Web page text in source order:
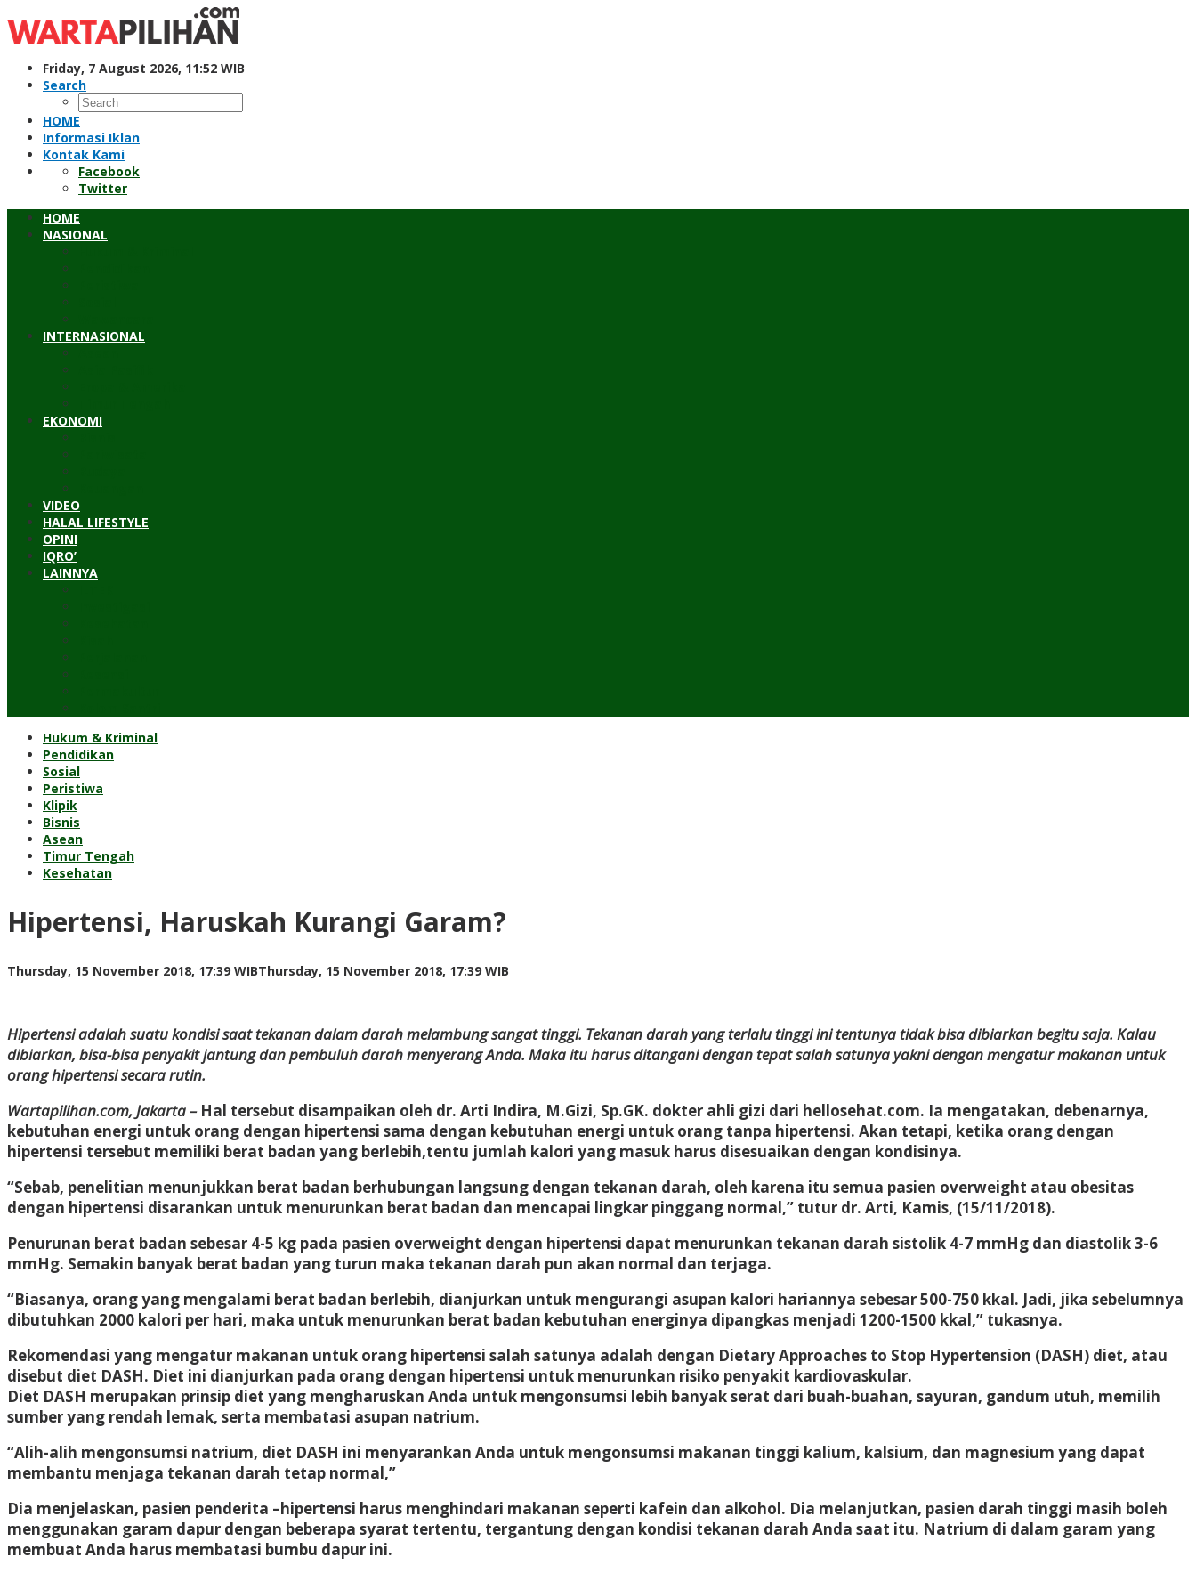
to
content
Friday, 7 August 2026, 11:52 WIB
Search
HOME
Informasi Iklan
Kontak Kami
Facebook
Twitter
HOME
NASIONAL
INTERNASIONAL
EKONOMI
VIDEO
HALAL LIFESTYLE
OPINI
IQRO’
LAINNYA
Hukum & Kriminal
Pendidikan
Sosial
Peristiwa
Klipik
Bisnis
Asean
Timur Tengah
Kesehatan
Hipertensi, Haruskah Kurangi Garam?
Thursday, 15 November 2018, 17:39 WIBThursday, 15 November 2018, 17:39 WIB
Hipertensi adalah suatu kondisi saat tekanan dalam darah melambung sangat tinggi. Tekanan darah yang terlalu tinggi ini tentunya tidak bisa dibiarkan begitu saja. Kalau
dibiarkan, bisa-bisa penyakit jantung dan pembuluh darah menyerang Anda. Maka itu harus ditangani dengan tepat salah satunya yakni dengan mengatur makanan untuk
orang hipertensi secara rutin.
Wartapilihan.com, Jakarta – Hal tersebut disampaikan oleh dr. Arti Indira, M.Gizi, Sp.GK. dokter ahli gizi dari hellosehat.com. Ia mengatakan, debenarnya,
kebutuhan energi untuk orang dengan hipertensi sama dengan kebutuhan energi untuk orang tanpa hipertensi. Akan tetapi, ketika orang dengan
hipertensi tersebut memiliki berat badan yang berlebih,tentu jumlah kalori yang masuk harus disesuaikan dengan kondisinya.
“Sebab, penelitian menunjukkan berat badan berhubungan langsung dengan tekanan darah, oleh karena itu semua pasien overweight atau obesitas
dengan hipertensi disarankan untuk menurunkan berat badan dan mencapai lingkar pinggang normal,” tutur dr. Arti, Kamis, (15/11/2018).
Penurunan berat badan sebesar 4-5 kg pada pasien overweight dengan hipertensi dapat menurunkan tekanan darah sistolik 4-7 mmHg dan diastolik 3-6
mmHg. Semakin banyak berat badan yang turun maka tekanan darah pun akan normal dan terjaga.
“Biasanya, orang yang mengalami berat badan berlebih, dianjurkan untuk mengurangi asupan kalori hariannya sebesar 500-750 kkal. Jadi, jika sebelumnya
dibutuhkan 2000 kalori per hari, maka untuk menurunkan berat badan kebutuhan energinya dipangkas menjadi 1200-1500 kkal,” tukasnya.
Rekomendasi yang mengatur makanan untuk orang hipertensi salah satunya adalah dengan Dietary Approaches to Stop Hypertension (DASH) diet, atau
disebut diet DASH. Diet ini dianjurkan pada orang dengan hipertensi untuk menurunkan risiko penyakit kardiovaskular.
Diet DASH merupakan prinsip diet yang mengharuskan Anda untuk mengonsumsi lebih banyak serat dari buah-buahan, sayuran, gandum utuh, memilih
sumber yang rendah lemak, serta membatasi asupan natrium.
“Alih-alih mengonsumsi natrium, diet DASH ini menyarankan Anda untuk mengonsumsi makanan tinggi kalium, kalsium, dan magnesium yang dapat
membantu menjaga tekanan darah tetap normal,”
Dia menjelaskan, pasien penderita –hipertensi harus menghindari makanan seperti kafein dan alkohol. Dia melanjutkan, pasien darah tinggi masih boleh
menggunakan garam dapur dengan beberapa syarat tertentu, tergantung dengan kondisi tekanan darah Anda saat itu. Natrium di dalam garam yang
membuat Anda harus membatasi bumbu dapur ini.